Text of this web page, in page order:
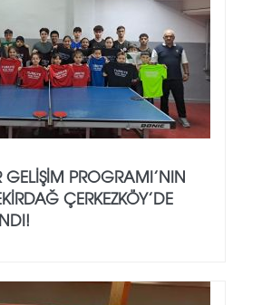
GELIŞIM PROGRAMI’NIN
ÇERKEZKÖY’DE